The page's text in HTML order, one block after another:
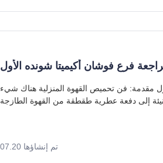
فرع فوشان أكيميتا شونده الأول
أفضل محامص القهوة المنزلية: مراجعة فرع فوشان أكيميتا شونده الأول مقدمة: فن تحميص القهوة المنزلية هناك شيء
إلى دفعة عطرية طقطقة من القهوة الطازجة
تم إنشاؤها 07.20